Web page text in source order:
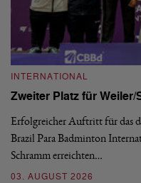
INTERNATIONAL
Zweiter Platz für
Erfolgreicher Auftritt für das
Brazil Para Badminton
Schramm erreichten…
03. AUGUST 2026